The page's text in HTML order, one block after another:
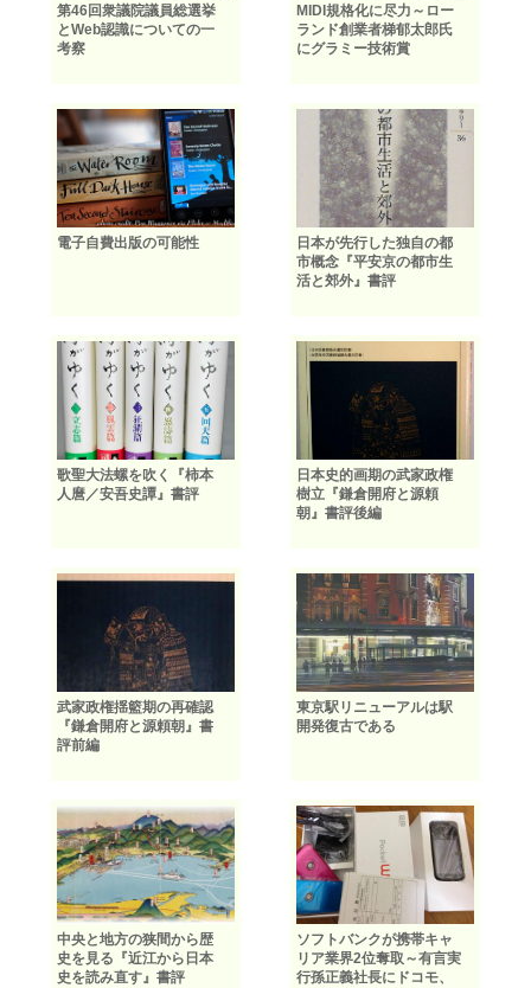
第46回衆議院議員総選挙
とWeb認識についての一
考察
MIDI規格化に尽力～ロー
ランド創業者梯郁太郎氏
にグラミー技術賞
電子自費出版の可能性
日本が先行した独自の都
市概念『平安京の都市生
活と郊外』書評
歌聖大法螺を吹く『柿本
人麿／安吾史譚』書評
日本史的画期の武家政権
樹立『鎌倉開府と源頼
朝』書評後編
武家政権揺籃期の再確認
『鎌倉開府と源頼朝』書
評前編
東京駅リニューアルは駅
開発復古である
中央と地方の狭間から歴
史を見る『近江から日本
史を読み直す』書評
ソフトバンクが携帯キャ
リア業界2位奪取～有言実
行孫正義社長にドコモ、